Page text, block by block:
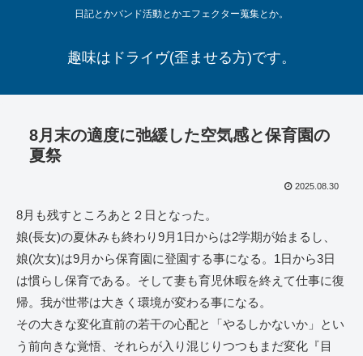
日記とかバンド活動とかエフェクター蒐集とか。
趣味はドライヴ(歪ませる方)です。
8月末の適度に弛緩した空気感と保育園の
夏祭
2025.08.30
8月も残すところあと２日となった。
娘(長女)の夏休みも終わり9月1日からは2学期が始まるし、
娘(次女)は9月から保育園に登園する事になる。1日から3日
は慣らし保育である。そして妻も育児休暇を終えて仕事に復
帰。我が世帯は大きく環境が変わる事になる。
その大きな変化直前の若干の心配と「やるしかないか」とい
う前向きな覚悟、それらが入り混じりつつもまだ変化『目